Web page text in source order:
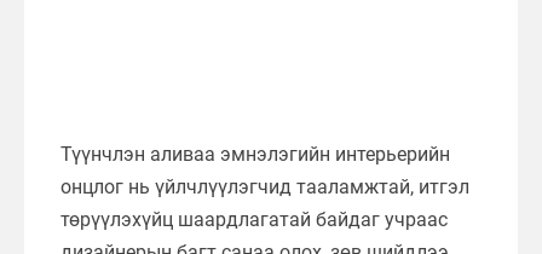
Түүнчлэн аливаа эмнэлэгийн интерьерийн
онцлог нь үйлчлүүлэгчид тааламжтай, итгэл
төрүүлэхүйц шаардлагатай байдаг учраас